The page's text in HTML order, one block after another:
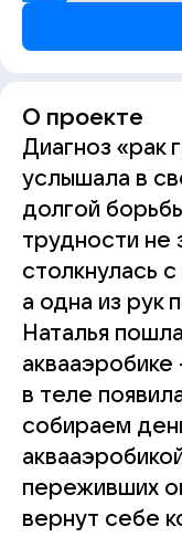
О проекте
Диагноз «рак
услышала в
долгой
трудности не
столкнулась
а одна из рук
Наталья
в теле
собираем
переживших
вернут себе